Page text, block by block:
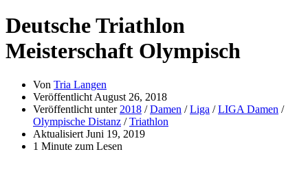
Deutsche Triathlon
Meisterschaft Olympisch
Von Tria Langen
Veröffentlicht August 26, 2018
Veröffentlicht unter 2018 /Damen /Liga /LIGA Damen /
Olympische Distanz /Triathlon
Aktualisiert Juni 19, 2019
1 Minute zum Lesen